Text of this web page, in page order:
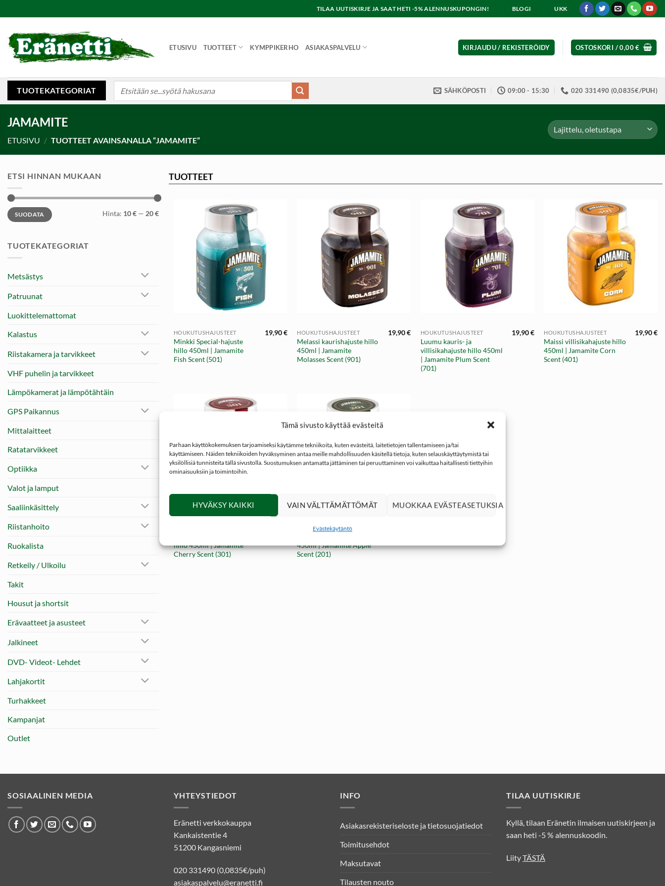
Tämä sivusto käyttää evästeitä
Parhaan käyttökokemuksen tarjoamiseksi käytämme tekniikoita, kuten evästeitä, laitetietojen tallentamiseen ja/tai
käyttämiseen. Näiden tekniikoiden hyväksyminen antaa meille mahdollisuuden käsitellä tietoja, kuten selauskäyttäytymistä tai
yksilöllisiä tunnisteita tällä sivustolla. Suostumuksen antamatta jättäminen tai peruuttaminen voi vaikuttaa haitallisesti tiettyihin
ominaisuuksiin ja toimintoihin.
HYVÄKSY KAIKKI VAIN VÄLTTÄMÄTTÖMÄT MUOKKAA EVÄSTEASETUKSIA
Evästekäytäntö
to
content
TILAA UUTISKIRJE JA SAAT HETI -5% ALENNUSKUPONGIN! BLOGI UKK
ETUSIVU TUOTTEET KYMPPIKERHO ASIAKASPALVELU KIRJAUDU / REKISTERÖIDY OSTOSKORI /0,00€
TUOTEKATEGORIAT SÄHKÖPOSTI 09:00 - 15:30 020 331490 (0,0835€/PUH)
JAMAMITE
ETUSIVU / TUOTTEET AVAINSANALLA “JAMAMITE”
ETSI HINNAN MUKAAN
Minimihinta
Maksimihinta
SUODATA Hinta: 10 € — 20 €
TUOTEKATEGORIAT
Metsästys
Patruunat
Luokittelemattomat
Kalastus
Riistakamera ja tarvikkeet
VHF puhelin ja tarvikkeet
Lämpökamerat ja lämpötähtäin
GPS Paikannus
Mittalaitteet
Ratatarvikkeet
Optiikka
Valot ja lamput
Saaliinkäsittely
Riistanhoito
Ruokalista
Retkeily / Ulkoilu
Takit
Housut ja shortsit
Erävaatteet ja asusteet
Jalkineet
DVD- Videot- Lehdet
Lahjakortit
Turhakkeet
Kampanjat
Outlet
TUOTTEET
HOUKUTUSHAJUSTEET
Minkki Special-hajuste
hillo 450ml | Jamamite
Fish Scent (501)
19,90€ HOUKUTUSHAJUSTEET
Melassi kaurishajuste hillo
450ml | Jamamite
Molasses Scent (901)
19,90€ HOUKUTUSHAJUSTEET
Luumu kauris- ja
villisikahajuste hillo 450ml
| Jamamite Plum Scent
(701)
19,90€ HOUKUTUSHAJUSTEET
Maissi villisikahajuste hillo
450ml | Jamamite Corn
Scent (401)
19,90€
hillo 450ml | Jamamite
Cherry Scent (301)
HOUKUTUSHAJUSTEET
450ml | Jamamite Apple
Scent (201)
SOSIAALINEN MEDIA YHTEYSTIEDOT
Eränetti verkkokauppa
Kankaistentie 4
51200 Kangasniemi
020 331490 (0,0835€/puh)
asiakaspalvelu@eranetti.fi
INFO
Asiakasrekisteriseloste ja tietosuojatiedot
Toimitusehdot
Maksutavat
Tilausten nouto
TILAA UUTISKIRJE
Kyllä, tilaan Eränetin ilmaisen uutiskirjeen ja
saan heti -5 % alennuskoodin.
LiityTÄSTÄ